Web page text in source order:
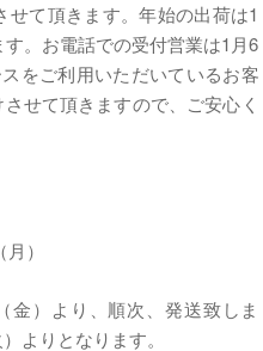
て頂きます。年始の出荷は1
。お電話での受付営業は1月6
をご利用いただいているお客
せて頂きますので、ご安心く
）
金）より、順次、発送致しま
よりとなります。